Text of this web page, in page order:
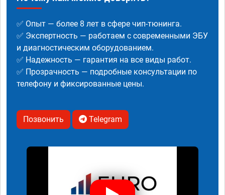
✅ Опыт — более 8 лет в сфере чип-тюнинга.
✅ Экспертность — работаем с современными ЭБУ
и диагностическим оборудованием.
✅ Надежность — гарантия на все виды работ.
✅ Прозрачность — подробные консультации по
телефону и фиксированные цены.
Позвонить Telegram